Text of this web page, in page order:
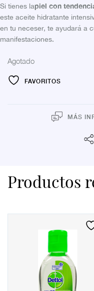
Si tienes lapiel con
este aceite hidratante
en tu neceser, te ayudará a
manifestaciones.
Agotado
FAVORITOS
MÁS
Productos